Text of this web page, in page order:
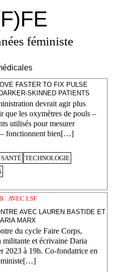
féministe
FASTER TO FIX PULSE
SKINNED PATIENTS
devrait agir plus
que les oxymètres de pouls –
utilisés pour mesurer
– fonctionnent bien[…]
SANTÉ TECHNOLOGIE
: AVEC LSF
AVEC LAUREN BASTIDE ET
MARX
du cycle Faire Corps,
et écrivaine Daria
2023 à 19h. Co-fondatrice en